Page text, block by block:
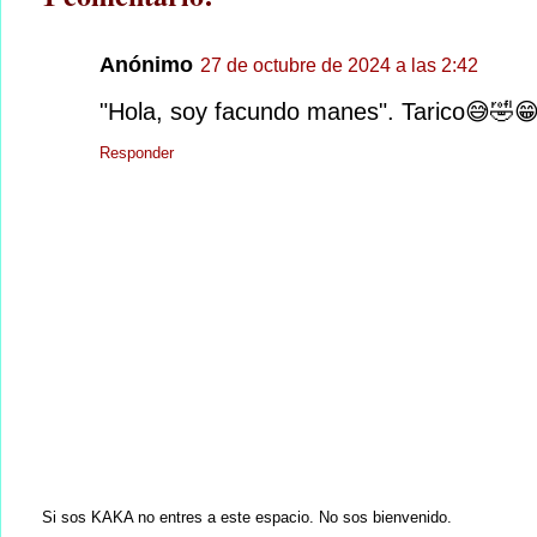
Anónimo 27 de octubre de 2024 a las 2:42
"Hola, soy facundo manes".
Responder
Si sos KAKA no entres a este espacio. No sos bienvenido.